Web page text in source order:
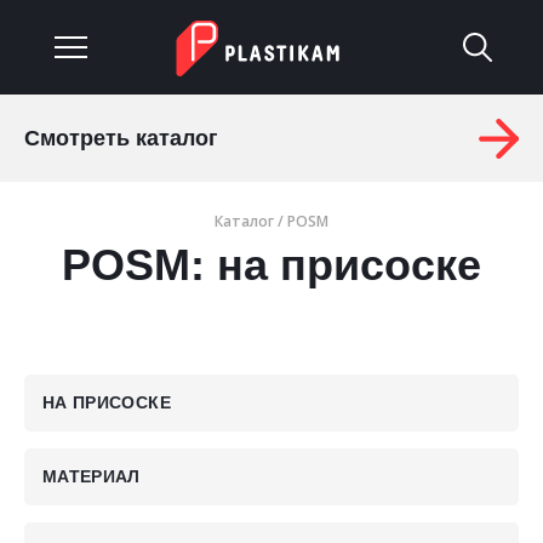
Услуги
Материалы
Смотреть каталог
Каталог/POSM
POSM: на присоске
НА ПРИСОСКЕ
МАТЕРИАЛ